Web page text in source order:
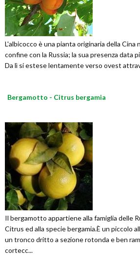
L'albicocco è una pianta originaria della Cina
confine con la Russia; la sua presenza data
Da lì si estese lentamente verso ovest
Bergamotto - Citrus bergamia
Il bergamotto appartiene alla famiglia delle
Citrus ed alla specie bergamia.È un piccolo
un tronco dritto a sezione rotonda e ben
cortecc...